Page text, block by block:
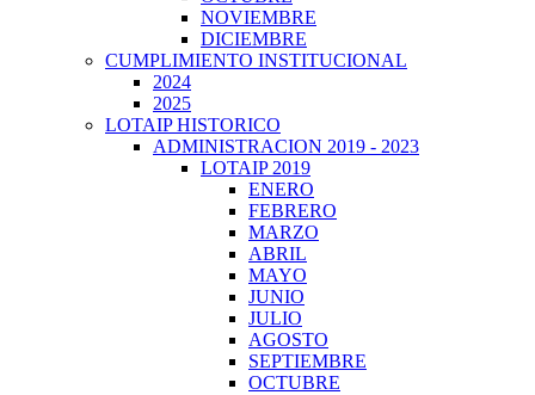
NOVIEMBRE
DICIEMBRE
CUMPLIMIENTO INSTITUCIONAL
2024
2025
LOTAIP HISTORICO
ADMINISTRACION 2019 - 2023
LOTAIP 2019
ENERO
FEBRERO
MARZO
ABRIL
MAYO
JUNIO
JULIO
AGOSTO
SEPTIEMBRE
OCTUBRE